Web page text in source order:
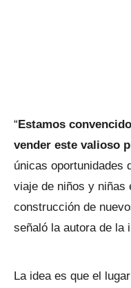
“Estamos
vender este valioso
únicas oportunidades
viaje de niños y niñas
construcción de
señaló la autora de la
La idea es que el lugar